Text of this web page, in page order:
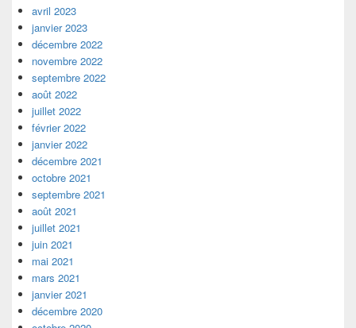
avril 2023
janvier 2023
décembre 2022
novembre 2022
septembre 2022
août 2022
juillet 2022
février 2022
janvier 2022
décembre 2021
octobre 2021
septembre 2021
août 2021
juillet 2021
juin 2021
mai 2021
mars 2021
janvier 2021
décembre 2020